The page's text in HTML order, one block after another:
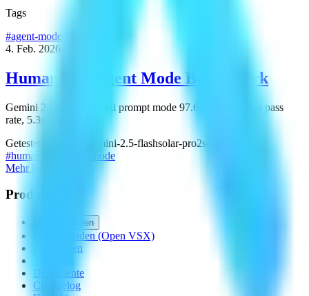
Tags
#agent-mode
4. Feb. 2026
HumanEval Agent Mode Benchmark
Gemini 2.5 Flash - Careti prompt mode 97.6% first-attempt pass
rate, 5.3s avg response
Getestete Modelle
gemini-2.5-flashsolar-pro2solar-pro3
#humaneval
agent-mode
Mehr lesen
Produkt
Herunterladen
Herunterladen (Open VSX)
Funktionen
Dokumente
Changelog